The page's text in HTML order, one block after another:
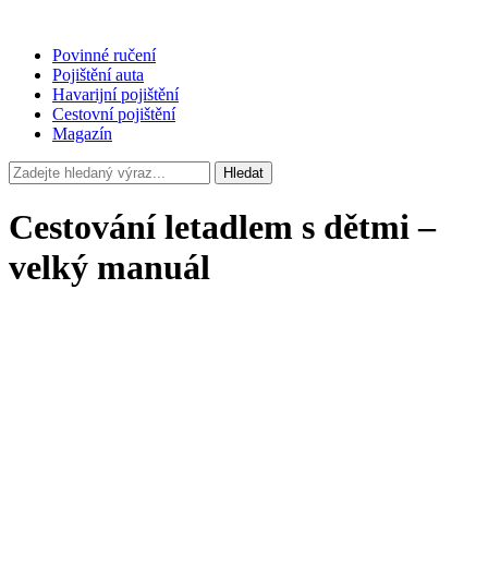
Povinné ručení
Pojištění auta
Havarijní pojištění
Cestovní pojištění
Magazín
Hledat
Cestování letadlem s dětmi –
velký manuál